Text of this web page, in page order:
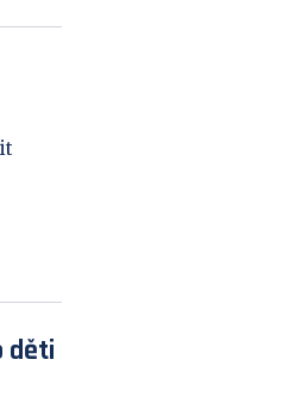
děti